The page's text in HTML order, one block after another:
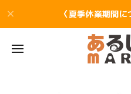
〈夏季休業期間に